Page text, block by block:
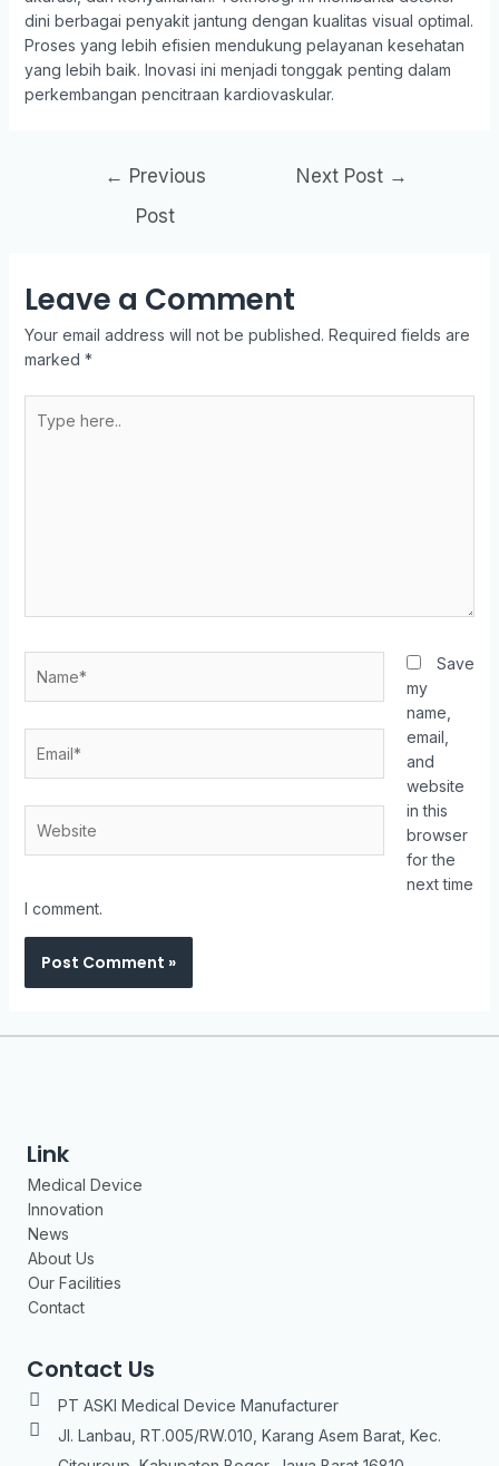
dini berbagai penyakit jantung dengan kualitas visual optimal.
Proses yang lebih efisien mendukung pelayanan kesehatan
yang lebih baik. Inovasi ini menjadi tonggak penting dalam
perkembangan pencitraan kardiovaskular.
← Previous
Post
Next Post →
Leave a Comment
Your email address will not be published. Required fields are
marked *
Save
my
name,
email,
and
website
in this
browser
for the
next time
I comment.
Link
Medical Device
Innovation
News
About Us
Our Facilities
Contact
Contact Us
PT ASKI Medical Device Manufacturer
Jl. Lanbau, RT.005/RW.010, Karang Asem Barat, Kec.